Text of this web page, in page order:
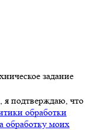
задание
подтверждаю, что
обработки
обработку моих